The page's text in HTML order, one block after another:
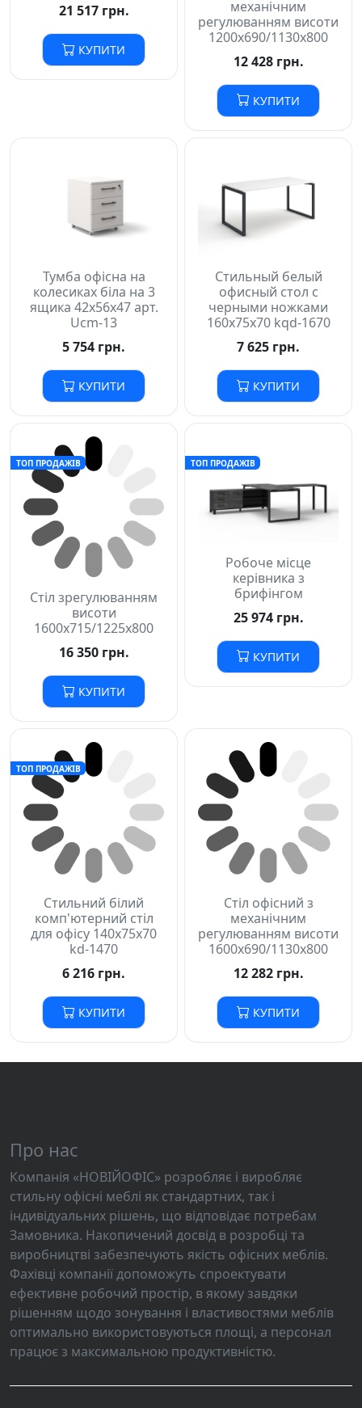
21 517 грн.
КУПИТИ
механічним
регулюванням висоти
1200х690/1130х800
12 428 грн.
КУПИТИ
Тумба офісна на
колесиках біла на 3
ящика 42х56х47 арт.
Ucm-13
5 754 грн.
КУПИТИ
Стильный белый
офисный стол с
черными ножками
160х75х70 kqd-1670
7 625 грн.
КУПИТИ
ТОП ПРОДАЖІВ
Стіл зрегулюванням
висоти
1600х715/1225х800
16 350 грн.
КУПИТИ
ТОП ПРОДАЖІВ
Робоче місце
керівника з
брифінгом
25 974 грн.
КУПИТИ
ТОП ПРОДАЖІВ
Стильний білий
комп'ютерний стіл
для офісу 140х75х70
kd-1470
6 216 грн.
КУПИТИ
Стіл офісний з
механічним
регулюванням висоти
1600х690/1130х800
12 282 грн.
КУПИТИ
Про нас
Компанія «НОВІЙОФІС» розробляє і виробляє
стильну офісні меблі як стандартних, так і
індивідуальних рішень, що відповідає потребам
Замовника. Накопичений досвід в розробці та
виробництві забезпечують якість офісних меблів.
Фахівці компанії допоможуть спроектувати
ефективне робочий простір, в якому завдяки
рішенням щодо зонування і властивостями меблів
оптимально використовуються площі, а персонал
працює з максимальною продуктивністю.